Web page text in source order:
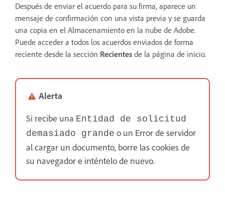
Después de enviar el acuerdo para su firma, aparece un
mensaje de confirmación con una vista previa y se guarda
una copia en el Almacenamiento en la nube de Adobe.
Puede acceder a todos los acuerdos enviados de forma
reciente desde la sección Recientes de la página de inicio.
Alerta
Si recibe una Entidad de solicitud
demasiado grande o un Error de servidor
al cargar un documento, borre las cookies de
su navegador e inténtelo de nuevo.